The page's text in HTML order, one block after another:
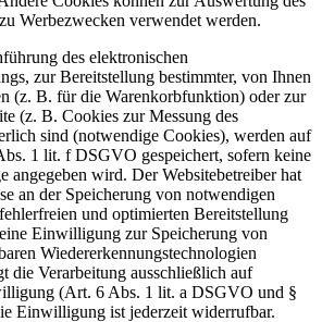
Werbezwecken verwendet werden.
des elektronischen
zur Bereitstellung bestimmter, von Ihnen
(z. B. für die Warenkorbfunktion) oder zur
(z. B. Cookies zur Messung des
sind (notwendige Cookies), werden auf
1 lit. f DSGVO gespeichert, sofern keine
angegeben wird. Der Websitebetreiber hat
an der Speicherung von notwendigen
und optimierten Bereitstellung
Einwilligung zur Speicherung von
Wiedererkennungstechnologien
die Verarbeitung ausschließlich auf
(Art. 6 Abs. 1 lit. a DSGVO und §
Einwilligung ist jederzeit widerrufbar.